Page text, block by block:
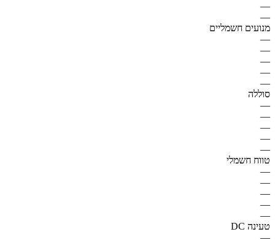
—
—
מנועים חשמליים
—
—
—
—
—
סוללה
—
—
—
—
—
טווח חשמלי
—
—
—
—
—
טעינה DC
—